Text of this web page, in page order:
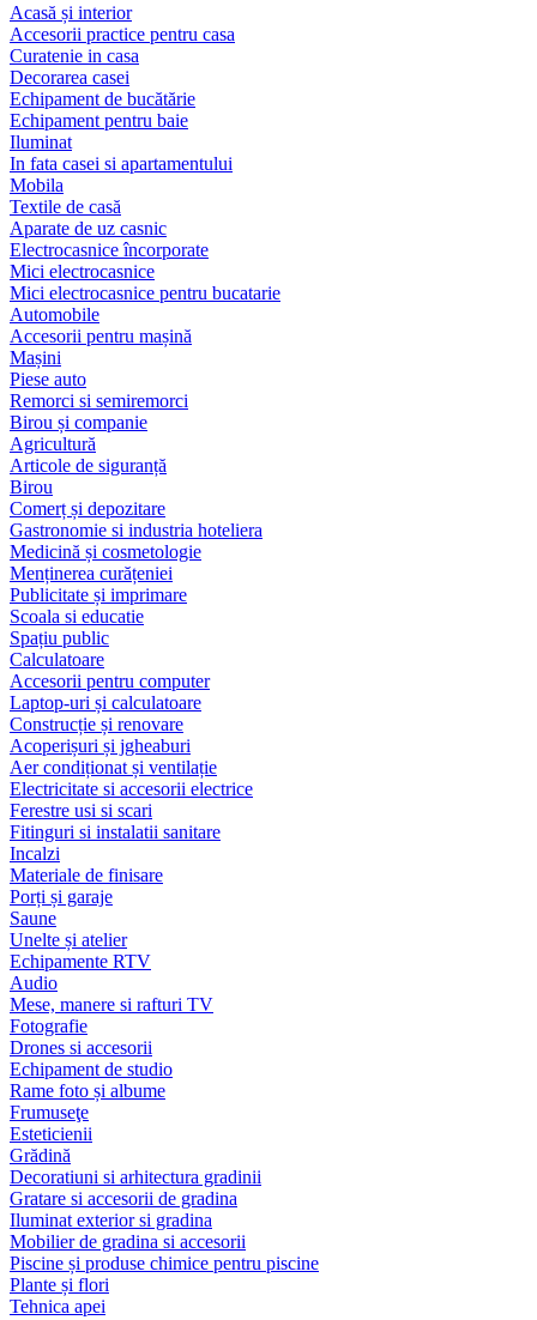
Acasă și interior
Accesorii practice pentru casa
Curatenie in casa
Decorarea casei
Echipament de bucătărie
Echipament pentru baie
Iluminat
In fata casei si apartamentului
Mobila
Textile de casă
Aparate de uz casnic
Electrocasnice încorporate
Mici electrocasnice
Mici electrocasnice pentru bucatarie
Automobile
Accesorii pentru mașină
Mașini
Piese auto
Remorci si semiremorci
Birou și companie
Agricultură
Articole de siguranță
Birou
Comerț și depozitare
Gastronomie si industria hoteliera
Medicină și cosmetologie
Menținerea curățeniei
Publicitate și imprimare
Scoala si educatie
Spațiu public
Calculatoare
Accesorii pentru computer
Laptop-uri și calculatoare
Construcție și renovare
Acoperișuri și jgheaburi
Aer condiționat și ventilație
Electricitate si accesorii electrice
Ferestre usi si scari
Fitinguri si instalatii sanitare
Incalzi
Materiale de finisare
Porți și garaje
Saune
Unelte și atelier
Echipamente RTV
Audio
Mese, manere si rafturi TV
Fotografie
Drones si accesorii
Echipament de studio
Rame foto și albume
Frumuseţe
Esteticienii
Grădină
Decoratiuni si arhitectura gradinii
Gratare si accesorii de gradina
Iluminat exterior si gradina
Mobilier de gradina si accesorii
Piscine și produse chimice pentru piscine
Plante și flori
Tehnica apei